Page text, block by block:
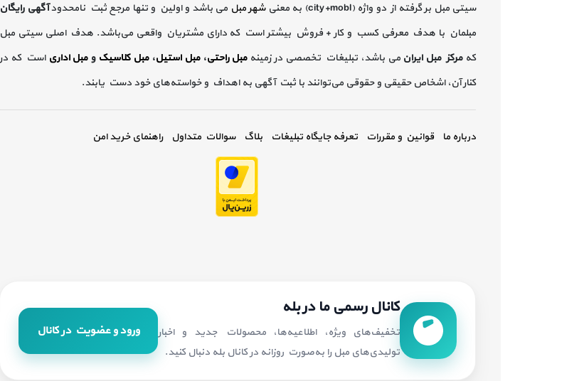
سیتی مبل بر گرفته از دو واژه (city+mobl) به معنی شهر مبل می باشد و اولین و تنها مرجع ثبت نامحدودآگهی رایگان
مبلمان با هدف معرفی کسب و کار + فروش بیشتر است که دارای مشتریان واقعی می‌باشد. هدف اصلی سیتی مبل
کهمرکز مبل ایران می باشد، تبلیغات تخصصی در زمینه مبل راحتی،مبل استیل،مبل کلاسیک ومبل اداری است که در
کنار آن، اشخاص حقیقی و حقوقی می‌توانند با ثبت آگهی به اهداف و خواسته‌های خود دست یابند.
درباره ما قوانین و مقررات تعرفه جایگاه تبلیغات بلاگ سوالات متداول راهنمای خرید امن
کانال رسمی ما در بله
تخفیف‌های ویژه، اطلاعیه‌ها، محصولات جدید و اخبار
تولیدی‌های مبل را به‌صورت روزانه در کانال بله دنبال کنید.
ورود و عضویت در کانال